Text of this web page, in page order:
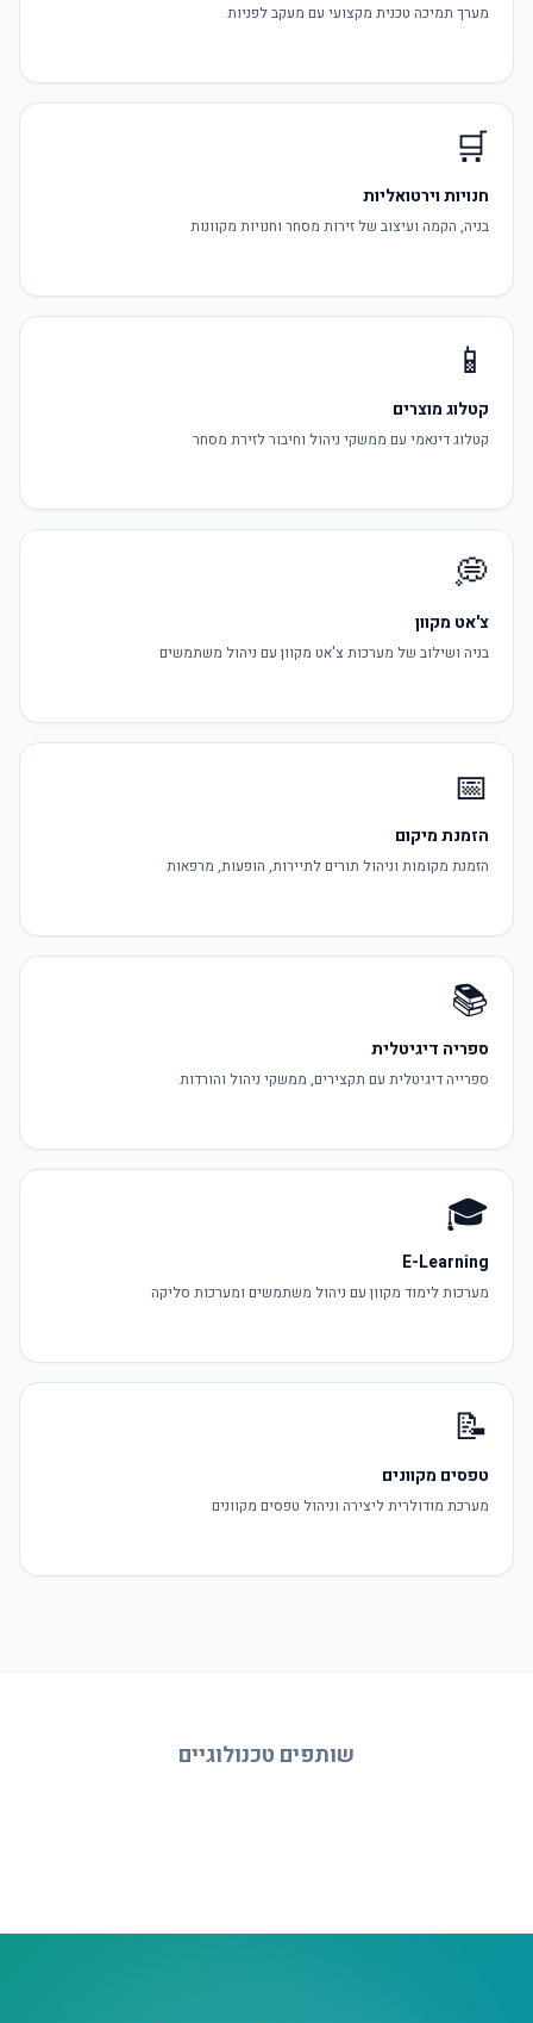
מערך תמיכה טכנית מקצועי עם מעקב לפניות
🛒
חנויות וירטואליות
בניה, הקמה ועיצוב של זירות מסחר וחנויות מקוונות
📱
קטלוג מוצרים
קטלוג דינאמי עם ממשקי ניהול וחיבור לזירת מסחר
💭
צ'אט מקוון
בניה ושילוב של מערכות צ'אט מקוון עם ניהול משתמשים
📅
הזמנת מיקום
הזמנת מקומות וניהול תורים לתיירות, הופעות, מרפאות
📚
ספריה דיגיטלית
ספרייה דיגיטלית עם תקצירים, ממשקי ניהול והורדות
🎓
E-Learning
מערכות לימוד מקוון עם ניהול משתמשים ומערכות סליקה
📝
טפסים מקוונים
מערכת מודולרית ליצירה וניהול טפסים מקוונים
שותפים טכנולוגיים